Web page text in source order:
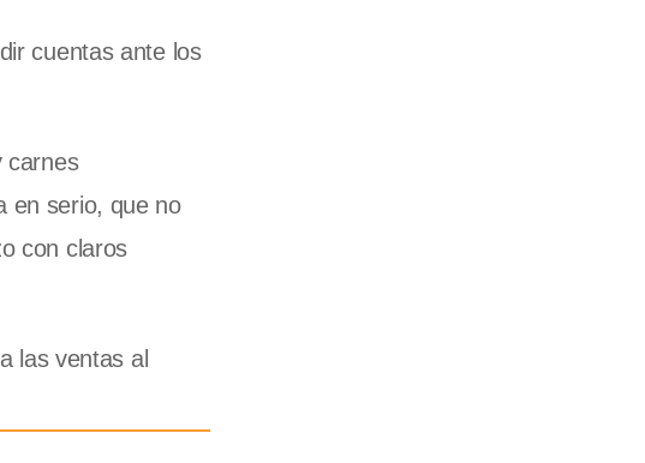
cuentas ante los
carnes
en serio, que no
con claros
las ventas al